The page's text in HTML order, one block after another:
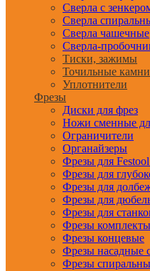
Сверла с
Сверла
Сверла чашечные
Сверла-
Тиски, зажимы
Точильные камни
Уплотнители
Фрезы
Диски для фрез
Ножи сменные
Ограничители
Органайзеры
Фрезы для
Фрезы для
Фрезы для
Фрезы для
Фрезы для
Фрезы комплекты
Фрезы концевые
Фрезы насадные
Фрезы